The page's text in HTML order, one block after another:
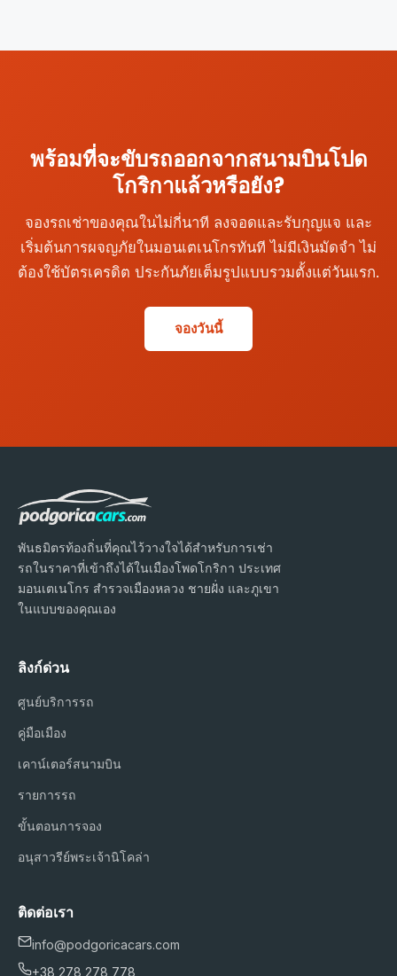
พร้อมที่จะขับรถออกจากสนามบินโปด
โกริกาแล้วหรือยัง?
จองรถเช่าของคุณในไม่กี่นาที ลงจอดและรับกุญแจ และ
เริ่มต้นการผจญภัยในมอนเตเนโกรทันที ไม่มีเงินมัดจำ ไม่
ต้องใช้บัตรเครดิต ประกันภัยเต็มรูปแบบรวมตั้งแต่วันแรก.
จองวันนี้
พันธมิตรท้องถิ่นที่คุณไว้วางใจได้สำหรับการเช่า
รถในราคาที่เข้าถึงได้ในเมืองโพดโกริกา ประเทศ
มอนเตเนโกร สำรวจเมืองหลวง ชายฝั่ง และภูเขา
ในแบบของคุณเอง
ลิงก์ด่วน
ศูนย์บริการรถ
คู่มือเมือง
เคาน์เตอร์สนามบิน
รายการรถ
ขั้นตอนการจอง
อนุสาวรีย์พระเจ้านิโคล่า
ติดต่อเรา
info@podgoricacars.com
+38 278 278 778